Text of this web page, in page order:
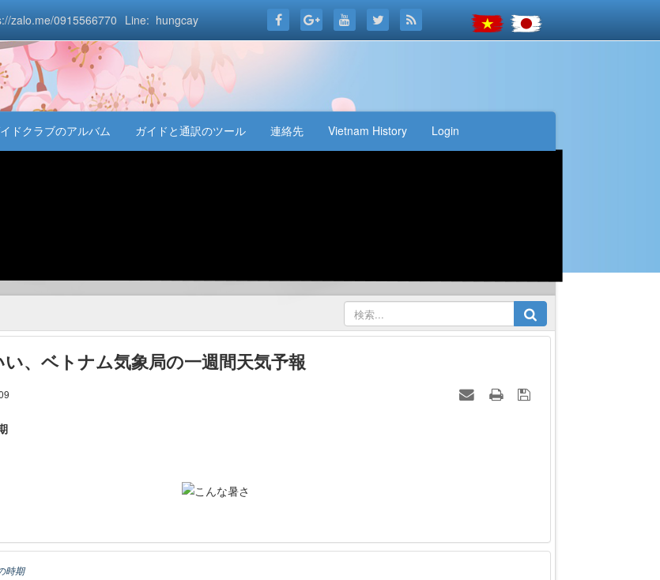
ドクラブのアルバム ガイドと通訳のツール 連絡先 Vietnam History Login
zalo.me/0915566770 Line: hungcay
、ベトナム気象局の一週間天気予報
時期